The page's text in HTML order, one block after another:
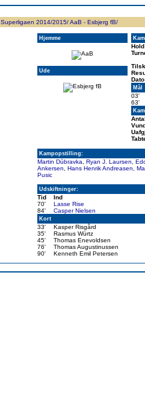
Superligaen 2014/2015/AaB - Esbjerg fB/
Hjemme
Ude
Mål
03'
63'
Kampopstilling:
Martin Dúbravka Ryan J. Laursen
Ankersen
Hans Henrik Andreasen
Pusic
Udskiftninger:
Tid
Ind
70'
Lasse Rise
84'
Casper Nielsen
Kort
33'
Kasper Risgård
35'
Rasmus Würtz
45'
Thomas Enevoldsen
76'
Thomas Augustinussen
90'
Kenneth Emil Petersen